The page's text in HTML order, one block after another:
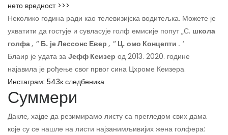
нето вредност >>>
Неколико година ради као телевизијска водитељка. Можете је
ухватити да гостује и сувласује голф емисије попут „С. школа
голфа , ’’ Б. је Лессонс Евер , ’’ Ц. омо Концепти . ’
Блаир је удата за Јефф Кеизер од 2013. 2020. године
најавила је рођење свог првог сина Цхроме Кеизера.
Инстаграм: 543к следбеника
Суммери
Дакле, хајде да резимирамо листу са прегледом свих дама
које су се нашле на листи најзанимљивијих жена голфера: